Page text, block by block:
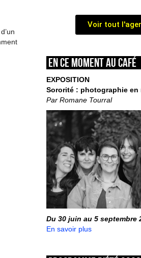
Voir tout
En ce moment au café
EXPOSITION
Sororité : photographie
Par Romane Tourral
Du 30 juin au 5 septembre
En savoir plus